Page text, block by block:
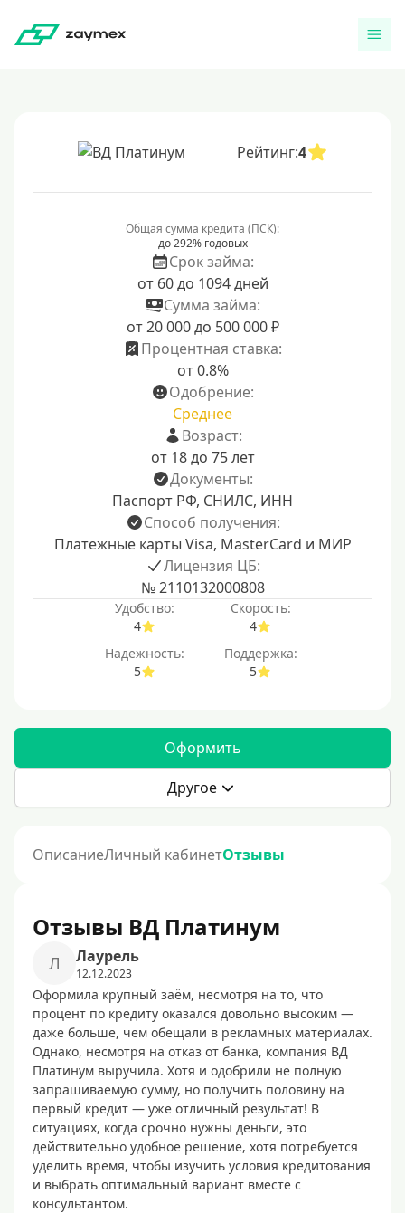
Рейтинг:4
Общая сумма кредита (ПСК):
до 292% годовых
Срок займа:
от 60 до 1094 дней
Сумма займа:
от 20 000 до 500 000 ₽
Процентная ставка:
от 0.8%
Одобрение:
Среднее
Возраст:
от 18 до 75 лет
Документы:
Паспорт РФ, СНИЛС, ИНН
Способ получения:
Платежные карты Visa, MasterCard и МИР
Лицензия ЦБ:
№ 2110132000808
Удобство:
4
Скорость:
4
Надежность:
5
Поддержка:
5
Оформить
Другое
ОписаниеЛичный кабинетОтзывы
Отзывы ВД Платинум
Л Лаурель
12.12.2023
Оформила крупный заём, несмотря на то, что
процент по кредиту оказался довольно высоким —
даже больше, чем обещали в рекламных материалах.
Однако, несмотря на отказ от банка, компания ВД
Платинум выручила. Хотя и одобрили не полную
запрашиваемую сумму, но получить половину на
первый кредит — уже отличный результат! В
ситуациях, когда срочно нужны деньги, это
действительно удобное решение, хотя потребуется
уделить время, чтобы изучить условия кредитования
и выбрать оптимальный вариант вместе с
консультантом.